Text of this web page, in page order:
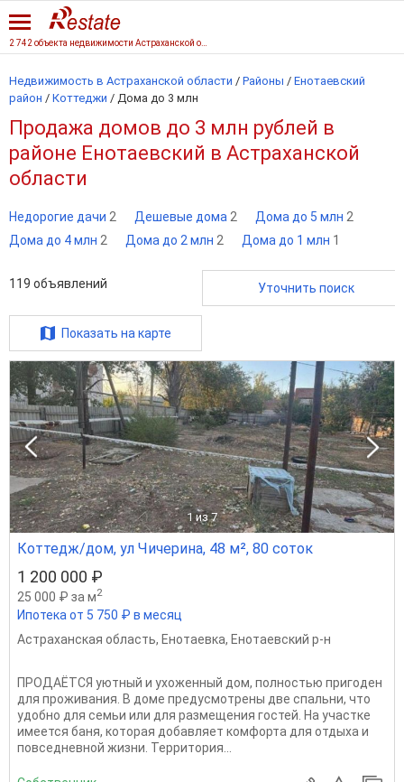
Недвижимость в Астраханской области / Районы / Енотаевский
район / Коттеджи / Дома до 3 млн
Продажа домов до 3 млн рублей в
районе Енотаевский в Астраханской
области
Недорогие дачи 2 Дешевые дома 2 Дома до 5 млн 2
Дома до 4 млн 2 Дома до 2 млн 2 Дома до 1 млн 1
119 объявлений Уточнить поиск
Показать на карте
1 из 7
Коттедж/дом, ул Чичерина, 48 м², 80 соток
1 200 000 ₽
25 000 ₽ за м2
Ипотека от 5 750 ₽ в месяц
Астраханская область, Енотаевка, Енотаевский р-н
ПРОДАЁТСЯ уютный и ухоженный дом, полностью пригоден
для проживания. В доме предусмотрены две спальни, что
удобно для семьи или для размещения гостей. На участке
имеется баня, которая добавляет комфорта для отдыха и
повседневной жизни. Территория...